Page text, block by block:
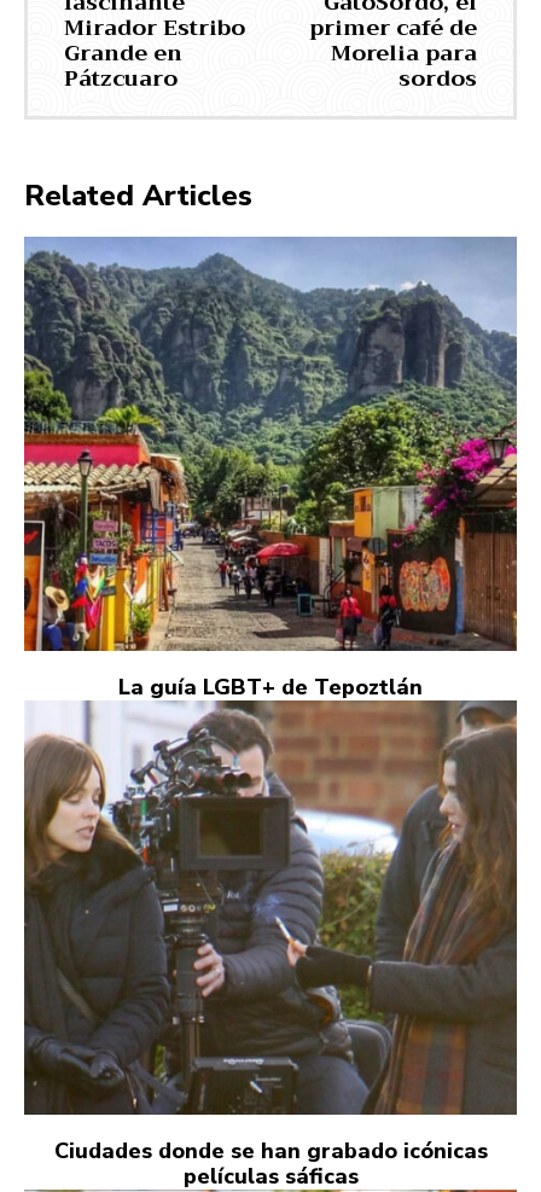
Mirador Estribo
Grande en
Pátzcuaro
primer café de
Morelia para
sordos
Related Articles
La guía LGBT+ de Tepoztlán
Ciudades donde se han grabado icónicas
películas sáficas